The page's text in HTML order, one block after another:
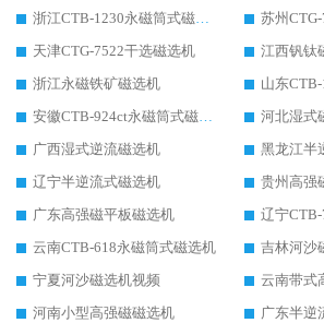
浙江CTB-1230永磁筒式磁选机生产厂家
天津CTG-7522干选磁选机
江西钒钛
浙江永磁铁矿磁选机
安徽CTB-924ct永磁筒式磁选机
河北湿式
广西湿式逆流磁选机
黑龙江半
辽宁半逆流式磁选机
贵州高强
广东高强磁平板磁选机
云南CTB-618永磁筒式磁选机
吉林河沙
宁夏河沙磁选机视频
云南带式
河南小型高强磁磁选机
广东半逆